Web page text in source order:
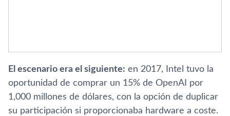
El escenario era el siguiente: en 2017, Intel tuvo la
oportunidad de comprar un 15% de OpenAI por
1,000 millones de dólares, con la opción de duplicar
su participación si proporcionaba hardware a coste.